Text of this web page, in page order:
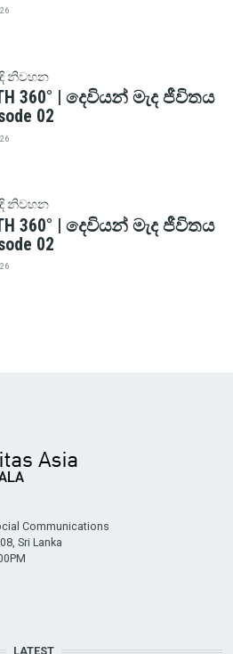
නිවහන
360° | දෙවියන් මැද ජීවිතය
02
නිවහන
360° | දෙවියන් මැද ජීවිතය
02
Communications
Sri Lanka
LATEST